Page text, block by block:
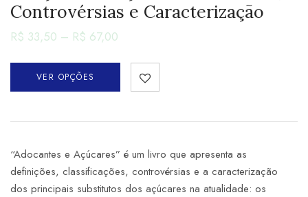
Controvérsias e Caracterização
R$ 33,50 – R$ 67,00
VER OPÇÕES
“Adocantes e Açúcares” é um livro que apresenta as
definições, classificações, controvérsias e a caracterização
dos principais substitutos dos açúcares na atualidade: os